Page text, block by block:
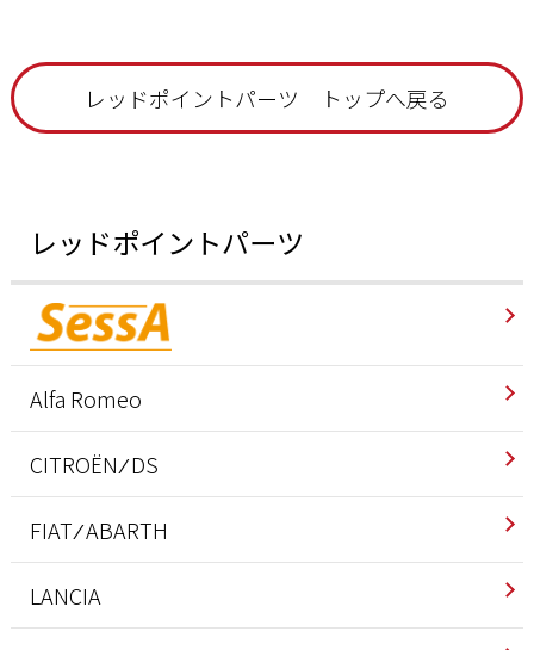
レッドポイントパーツ トップへ戻る
レッドポイントパーツ
Alfa Romeo
インテリア
エクステリア
エンジン/駆動系
CITROËN ⁄ DS
インテリア
エクステリア
FIAT ⁄ ABARTH
アバルト
LANCIA